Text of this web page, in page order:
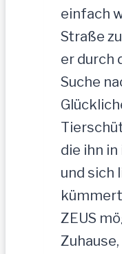
einfach
Straße
er durch
Suche
die ihn
und sich
ZEUS